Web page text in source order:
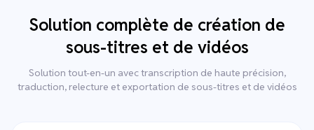
Solution complète de création de
sous-titres et de vidéos
Solution tout-en-un avec transcription de haute précision,
traduction, relecture et exportation de sous-titres et de vidéos